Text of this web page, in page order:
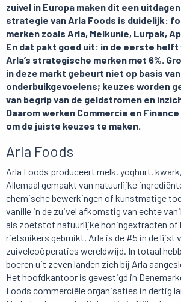
zuivel in Europa maken dit een
strategie van Arla Foods is duidelijk:
merken zoals Arla, Melkunie, Lurpak,
En dat pakt goed uit: in de eerste helft
Arla’s strategische merken met 6%.
in deze markt gebeurt niet op basis van
onderbuikgevoelens; keuzes worden
van begrip van de geldstromen en
Daarom werken Commercie en
om de juiste keuzes te maken.
Arla Foods
Arla Foods produceert melk, yoghurt,
Allemaal gemaakt van natuurlijke
chemische bewerkingen of kunstmatige
vanille in de zuivel afkomstig van echte
als zoetstof natuurlijke honingextracten of
rietsuikers gebruikt. Arla is de #5 in de lijst
zuivelcoöperaties wereldwijd. In totaal
boeren uit zeven landen zich bij Arla
Het hoofdkantoor is gevestigd in
Foods commerciële organisaties in dertig